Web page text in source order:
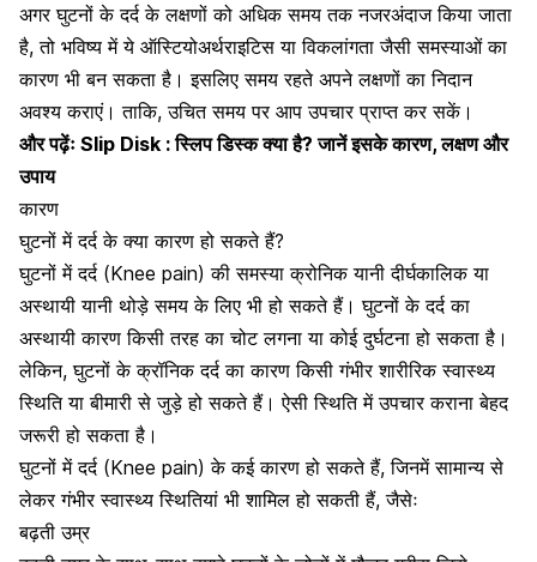
अगर घुटनों के दर्द के लक्षणों को अधिक समय तक नजरअंदाज किया जाता
है, तो भविष्य में ये ऑस्टियोअर्थराइटिसयाविकलांगताजैसी समस्याओं का
कारण भी बन सकता है। इसलिए समय रहते अपने लक्षणों का निदान
अवश्य कराएं। ताकि, उचित समय पर आप उपचार प्राप्त कर सकें।
और पढ़ेंः Slip Disk : स्लिप डिस्क क्या है? जानें इसके कारण, लक्षण और
उपाय
कारण
घुटनों में दर्द के क्या कारण हो सकते हैं?
घुटनों में दर्द (Knee pain) की समस्याक्रोनिकयानी दीर्घकालिक या
अस्थायी यानी थोड़े समय के लिए भी हो सकते हैं। घुटनों के दर्द का
अस्थायी कारण किसी तरह का चोट लगना या कोई दुर्घटना हो सकता है।
लेकिन, घुटनों के क्रॉनिक दर्द का कारण किसी गंभीर शारीरिक स्वास्थ्य
स्थिति या बीमारी से जुड़े हो सकते हैं। ऐसी स्थिति में उपचार कराना बेहद
जरूरी हो सकता है।
घुटनों में दर्द (Knee pain) के कई कारण हो सकते हैं, जिनमें सामान्य से
लेकर गंभीर स्वास्थ्य स्थितियां भी शामिल हो सकती हैं, जैसेः
बढ़ती उम्र